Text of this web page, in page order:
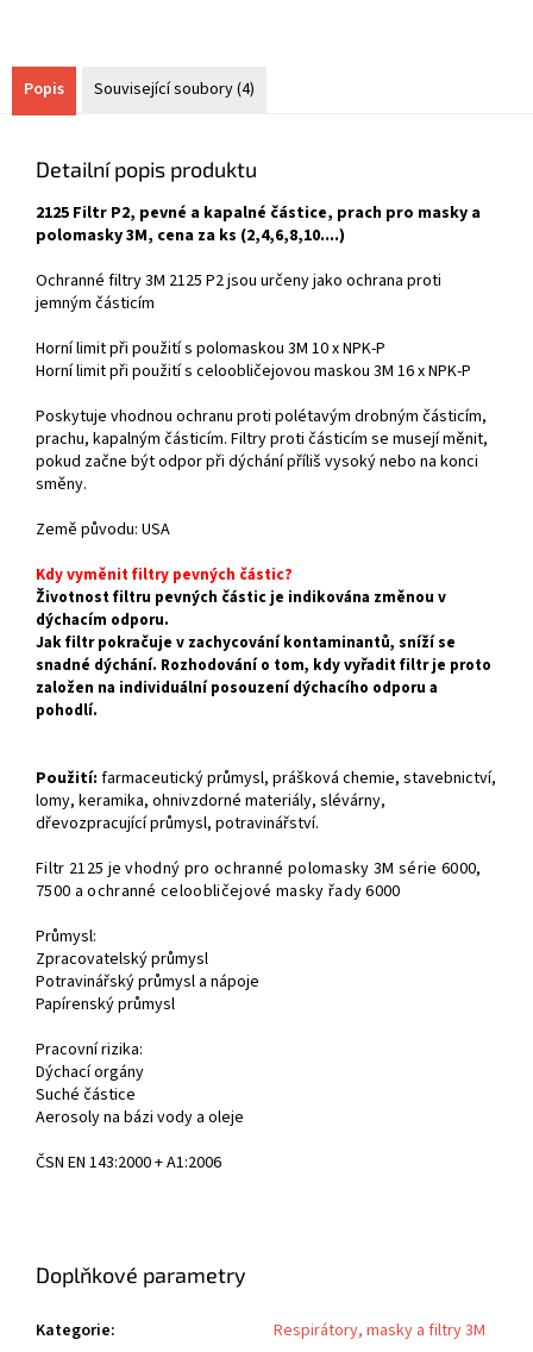
Popis Související soubory (4)
Detailní popis produktu
2125 Filtr P2, pevné a kapalné částice, prach pro masky a
polomasky 3M, cena za ks (2,4,6,8,10....)
Ochranné filtry 3M 2125 P2 jsou určeny jako ochrana proti
jemným částicím
Horní limit při použití s polomaskou 3M 10 x NPK-P
Horní limit při použití s celoobličejovou maskou 3M 16 x NPK-P
Poskytuje vhodnou ochranu proti polétavým drobným částicím,
prachu, kapalným částicím. Filtry proti částicím se musejí měnit,
pokud začne být odpor při dýchání příliš vysoký nebo na konci
směny.
Země původu: USA
Kdy vyměnit filtry pevných částic?
Životnost filtru pevných částic je indikována změnou v
dýchacím odporu.
Jak filtr pokračuje v zachycování kontaminantů, sníží se
snadné dýchání. Rozhodování o tom, kdy vyřadit filtr je proto
založen na individuální posouzení dýchacího odporu a
pohodlí.
Použití: farmaceutický průmysl, prášková chemie, stavebnictví,
lomy, keramika, ohnivzdorné materiály, slévárny,
dřevozpracující průmysl, potravinářství.
Filtr 2125 je vhodný pro ochranné polomasky 3M série 6000,
7500 a ochranné celoobličejové masky řady 6000
Průmysl:
Zpracovatelský průmysl
Potravinářský průmysl a nápoje
Papírenský průmysl
Pracovní rizika:
Dýchací orgány
Suché částice
Aerosoly na bázi vody a oleje
ČSN EN 143:2000 + A1:2006
Doplňkové parametry
Kategorie: Respirátory, masky a filtry 3M